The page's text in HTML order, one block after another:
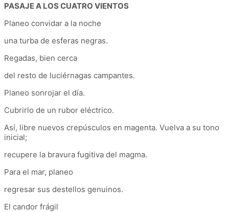
PASAJE A LOS CUATRO VIENTOS
Planeo convidar a la noche
una turba de esferas negras.
Regadas, bien cerca
del resto de luciérnagas campantes.
Planeo sonrojar el día.
Cubrirlo de un rubor eléctrico.
Así, libre nuevos crepúsculos en magenta. Vuelva a su tono
inicial;
recupere la bravura fugitiva del magma.
Para el mar, planeo
regresar sus destellos genuinos.
El candor frágil